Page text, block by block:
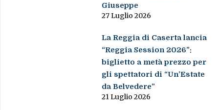
Giuseppe
27 Luglio 2026
La Reggia di Caserta lancia
“Reggia Session 2026”:
biglietto a metà prezzo per
gli spettatori di “Un’Estate
da Belvedere”
21 Luglio 2026